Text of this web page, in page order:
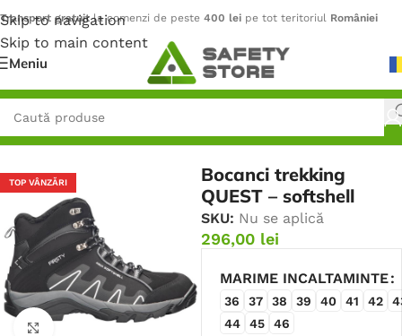
Skip to navigation
Skip to main content
Transport gratuitla comenzi de peste 400 lei pe tot teritoriul României
Meniu
Prima pagină/Outdoor
TOP VÂNZĂRI
Faceți click pentru a mări
Bocanci trekking
QUEST – softshell
SKU: Nu se aplică
296,00 lei
MARIME INCALTAMINTE
36 37 38 39 40 41 42
44
45 46